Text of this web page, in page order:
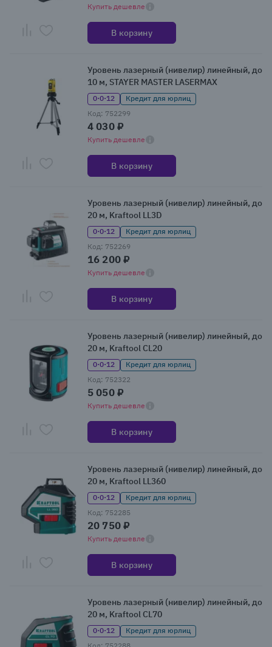
Купить дешевле
В корзину
Уровень лазерный (нивелир) линейный, до
10 м, STAYER MASTER LASERMAX
0·0·12
Кредит для юрлиц
Код: 752299
4 030 ₽
Купить дешевле
В корзину
Уровень лазерный (нивелир) линейный, до
20 м, Kraftool LL3D
0·0·12
Кредит для юрлиц
Код: 752269
16 200 ₽
Купить дешевле
В корзину
Уровень лазерный (нивелир) линейный, до
20 м, Kraftool CL20
0·0·12
Кредит для юрлиц
Код: 752322
5 050 ₽
Купить дешевле
В корзину
Уровень лазерный (нивелир) линейный, до
20 м, Kraftool LL360
0·0·12
Кредит для юрлиц
Код: 752285
20 750 ₽
Купить дешевле
В корзину
Уровень лазерный (нивелир) линейный, до
20 м, Kraftool CL70
0·0·12
Кредит для юрлиц